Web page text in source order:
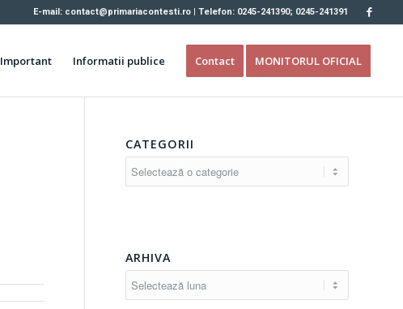
E-mail: contact@primariacontesti.ro | Telefon: 0245-241390; 0245-241391
Important Informatii publice Contact MONITORUL OFICIAL
CATEGORII
ARHIVA